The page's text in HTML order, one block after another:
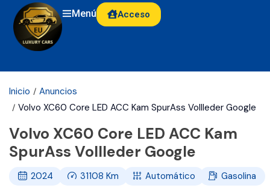
Menú Acceso
Inicio
Anuncios
Volvo XC60 Core LED ACC Kam SpurAss Vollleder Google
Volvo XC60 Core LED ACC Kam
SpurAss Vollleder Google
2024 31108Km Automático Gasolina